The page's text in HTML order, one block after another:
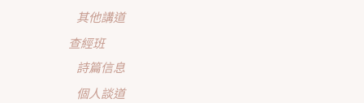
其他講道
查經班
詩篇信息
個人談道